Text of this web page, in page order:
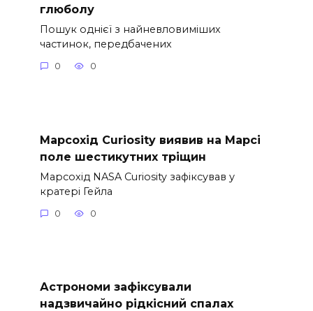
глюболу
Пошук однієї з найневловиміших
частинок, передбачених
0 0
Марсохід Curiosity виявив на Марсі
поле шестикутних тріщин
Марсохід NASA Curiosity зафіксував у
кратері Гейла
0 0
Астрономи зафіксували
надзвичайно рідкісний спалах